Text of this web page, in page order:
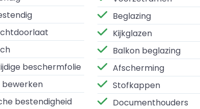
beschermfolie
bewerken
bestendigheid
Beglazing
Kijkglazen
Balkon beglazing
Afscherming
Stofkappen
Documenthouders